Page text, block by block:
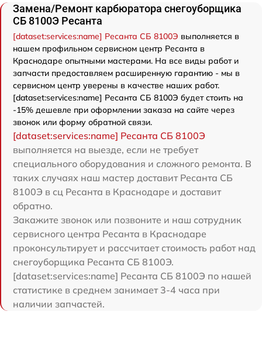
Замена/Pемонт карбюратора снегоуборщика
СБ 8100Э Ресанта
[dataset:services:name] Ресанта СБ 8100Э выполняется в
нашем профильном сервисном центр Ресанта в
Краснодаре опытными мастерами. На все виды работ и
запчасти предоставляем расширенную гарантию - мы в
сервисном центр уверены в качестве наших работ.
[dataset:services:name] Ресанта СБ 8100Э будет стоить на
-15% дешевле при оформлении заказа на сайте через
звонок или форму обратной связи.
[dataset:services:name] Ресанта СБ 8100Э
выполняется на выезде, если не требует
специального оборудования и сложного ремонта. В
таких случаях наш мастер доставит Ресанта СБ
8100Э в сц Ресанта в Краснодаре и доставит
обратно.
Закажите звонок или позвоните и наш сотрудник
сервисного центра Ресанта в Краснодаре
проконсультирует и рассчитает стоимость работ над
снегоуборщика Ресанта СБ 8100Э.
[dataset:services:name] Ресанта СБ 8100Э по нашей
статистике в среднем занимает 3-4 часа при
наличии запчастей.